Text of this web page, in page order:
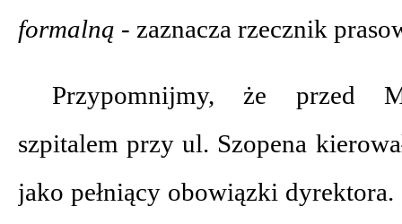
formalną - zaznacza rzecznik
Przypomnijmy, że przed
szpitalem przy ul. Szopena
jako pełniący obowiązki